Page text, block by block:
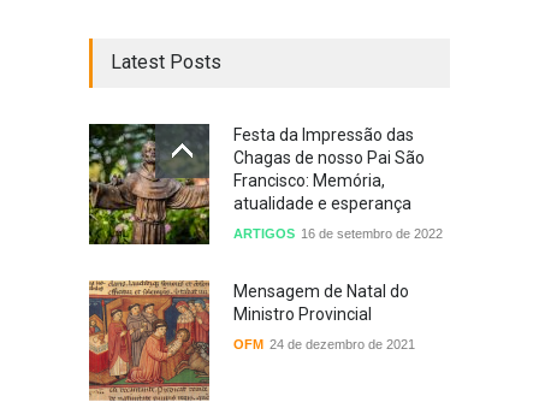
Latest Posts
Festa da Impressão das
Chagas de nosso Pai São
Francisco: Memória,
atualidade e esperança
ARTIGOS 16 de setembro de 2022
Mensagem de Natal do
Ministro Provincial
OFM 24 de dezembro de 2021